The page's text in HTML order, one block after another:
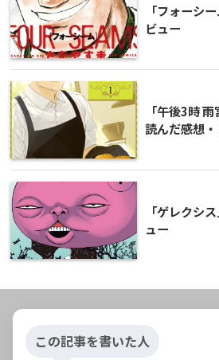
「フォーシ
ビュー
「午後3時
読んだ感想
「ゲレクシ
ュー
この記事を書いた人